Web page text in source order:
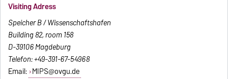
Visiting Adress
Speicher B / Wissenschaftshafen
Building 82, room 158
D-39106 Magdeburg
Telefon: +49-391-67-54968
Email: MIPS@ovgu.de